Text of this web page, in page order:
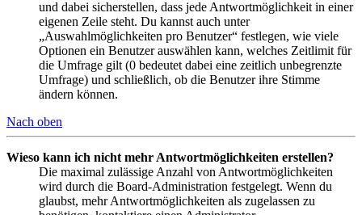
und dabei sicherstellen, dass jede Antwortmöglichkeit in einer
eigenen Zeile steht. Du kannst auch unter
„Auswahlmöglichkeiten pro Benutzer“ festlegen, wie viele
Optionen ein Benutzer auswählen kann, welches Zeitlimit für
die Umfrage gilt (0 bedeutet dabei eine zeitlich unbegrenzte
Umfrage) und schließlich, ob die Benutzer ihre Stimme
ändern können.
Nach oben
Wieso kann ich nicht mehr Antwortmöglichkeiten erstellen?
Die maximal zulässige Anzahl von Antwortmöglichkeiten
wird durch die Board-Administration festgelegt. Wenn du
glaubst, mehr Antwortmöglichkeiten als zugelassen zu